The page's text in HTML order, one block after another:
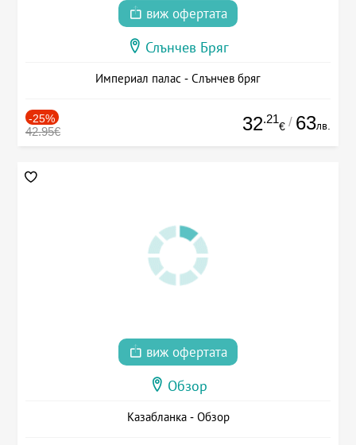
виж офертата
Слънчев Бряг
Империал палас - Слънчев бряг
-25%
42.95€ 32.21
€ / 63лв.
виж офертата
Обзор
Казабланка - Обзор